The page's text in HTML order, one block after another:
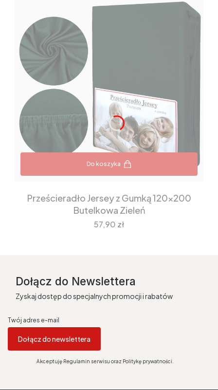
Do koszyka
Prześcieradło Jersey z Gumką 120x200
Butelkowa Zieleń
Cena
57,90 zł
Dołącz do Newslettera
Zyskaj dostęp do specjalnych promocji i rabatów
Twój adres e-mail
Dołącz do newslettera
Akceptuję Regulamin serwisu oraz Politykę prywatności.